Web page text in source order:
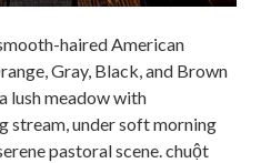
haired American
Gray, Black, and Brown
lush meadow with
stream, under soft morning
pastoral scene. chuột